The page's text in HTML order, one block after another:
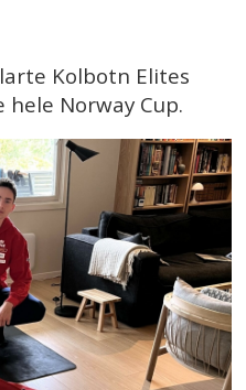
Kolbotn Elites
Norway Cup.